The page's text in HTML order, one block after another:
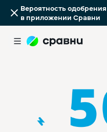
Вероятность
в приложении Сравни